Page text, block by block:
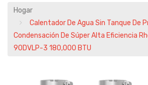
Hogar
Calentador De Agua Sin Tanque De
Condensación De Súper Alta Eficiencia
90DVLP-3 180,000 BTU